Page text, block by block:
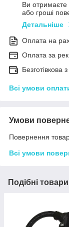
Ви
або гроші
Детальніше
Оплата на
Оплата за
Безготівкова
Всі умови
Умови
Повернення
Всі умови
Подібні